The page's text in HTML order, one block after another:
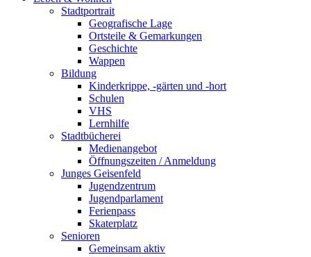
Stadtportrait
Geografische Lage
Ortsteile & Gemarkungen
Geschichte
Wappen
Bildung
Kinderkrippe, -gärten und -hort
Schulen
VHS
Lernhilfe
Stadtbücherei
Medienangebot
Öffnungszeiten / Anmeldung
Junges Geisenfeld
Jugendzentrum
Jugendparlament
Ferienpass
Skaterplatz
Senioren
Gemeinsam aktiv